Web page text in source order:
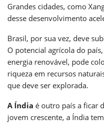
Grandes cidades, como
desse desenvolvimento
Brasil, por sua vez, deve
O potencial agrícola do
energia renovável, pode
riqueza em recursos
que deve ser explorada.
A Índia é outro país a ficar
jovem crescente, a Índia